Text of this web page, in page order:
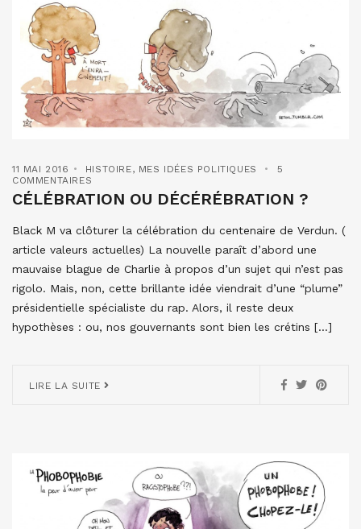
11 MAI 2016 HISTOIRE, MES IDÉES POLITIQUES
5
COMMENTAIRES
CÉLÉBRATION OU DÉCÉRÉBRATION ?
Black M va clôturer la célébration du centenaire de Verdun. (
article valeurs actuelles) La nouvelle paraît d’abord une
mauvaise blague de Charlie à propos d’un sujet qui n’est pas
rigolo. Mais, non, cette brillante idée viendrait d’une “plume”
présidentielle spécialiste du rap. Alors, il reste deux
hypothèses : ou, nos gouvernants sont bien les crétins […]
LIRE LA SUITE